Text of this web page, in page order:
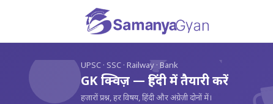
? UPSC · SSC · Railway · Bank
GK क्विज़ — हिंदी में तैयारी करें
हज़ारों प्रश्न, हर विषय, हिंदी और अंग्रेज़ी दोनों में।